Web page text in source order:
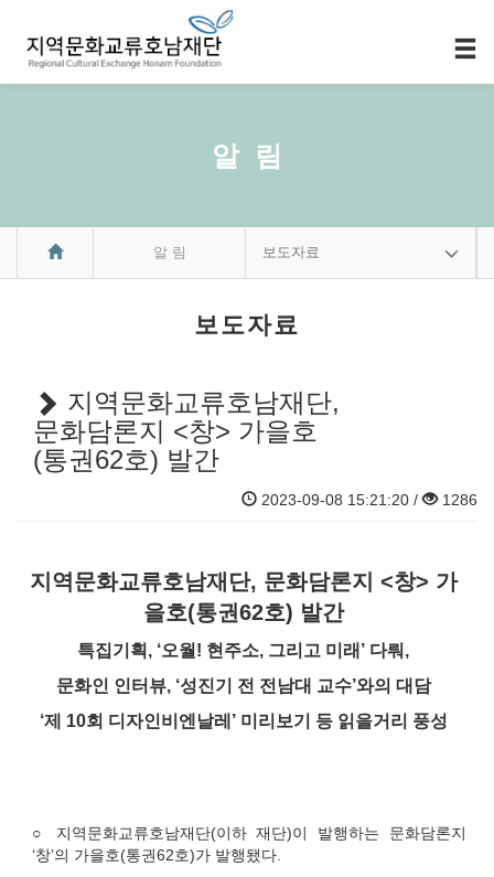
알 림
알 림 보도자료
보도자료
지역문화교류호남재단,
문화담론지 <창> 가을호
(통권62호) 발간
2023-09-08 15:21:20 / 1286
지역문화교류호남재단, 문화담론지 <창> 가
을호(통권62호) 발간
특집기획, ‘오월! 현주소, 그리고 미래’ 다뤄,
문화인 인터뷰, ‘성진기 전 전남대 교수’와의 대담
‘제 10회 디자인비엔날레’ 미리보기 등 읽을거리 풍성
○ 지역문화교류호남재단(이하 재단)이 발행하는 문화담론지
‘창’의 가을호(통권62호)가 발행됐다.